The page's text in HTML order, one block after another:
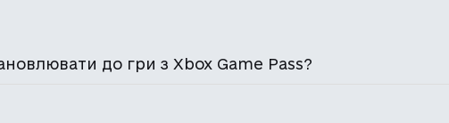
до гри з Xbox Game Pass?